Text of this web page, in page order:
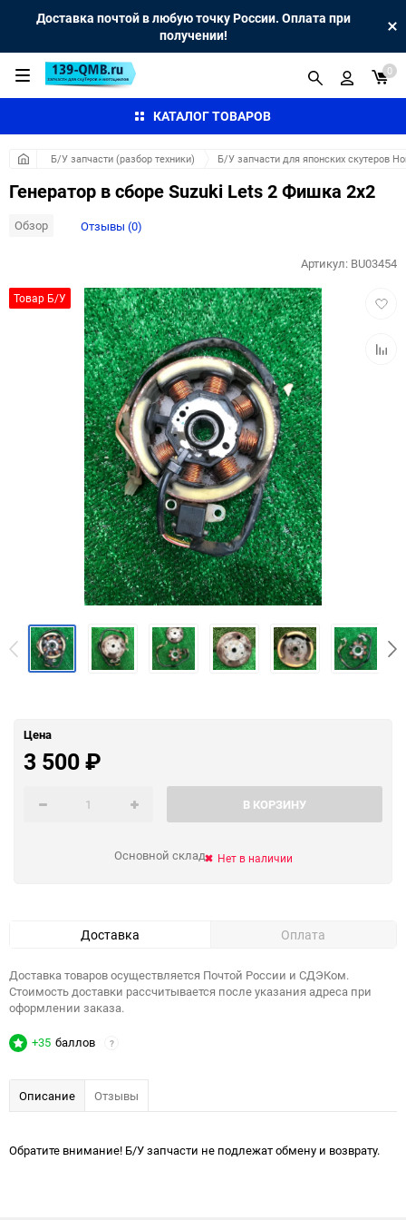
Доставка почтой в любую точку России. Оплата при
получении!
КАТАЛОГ ТОВАРОВ
0
Б/У запчасти (разбор техники) Б/У запчасти для японских скутеров
Генератор в сборе Suzuki Lets 2 Фишка 2x2
Обзор Отзывы (0)
Товар Б/У
Артикул: BU03454
Цена
3 500₽
В КОРЗИНУ
Основной склад Нет в наличии
Доставка Оплата
Доставка товаров осуществляется Почтой России и СДЭКом.
Стоимость доставки рассчитывается после указания адреса при
оформлении заказа.
+35 баллов ?
Описание Отзывы
Обратите внимание! Б/У запчасти не подлежат обмену и возврату.